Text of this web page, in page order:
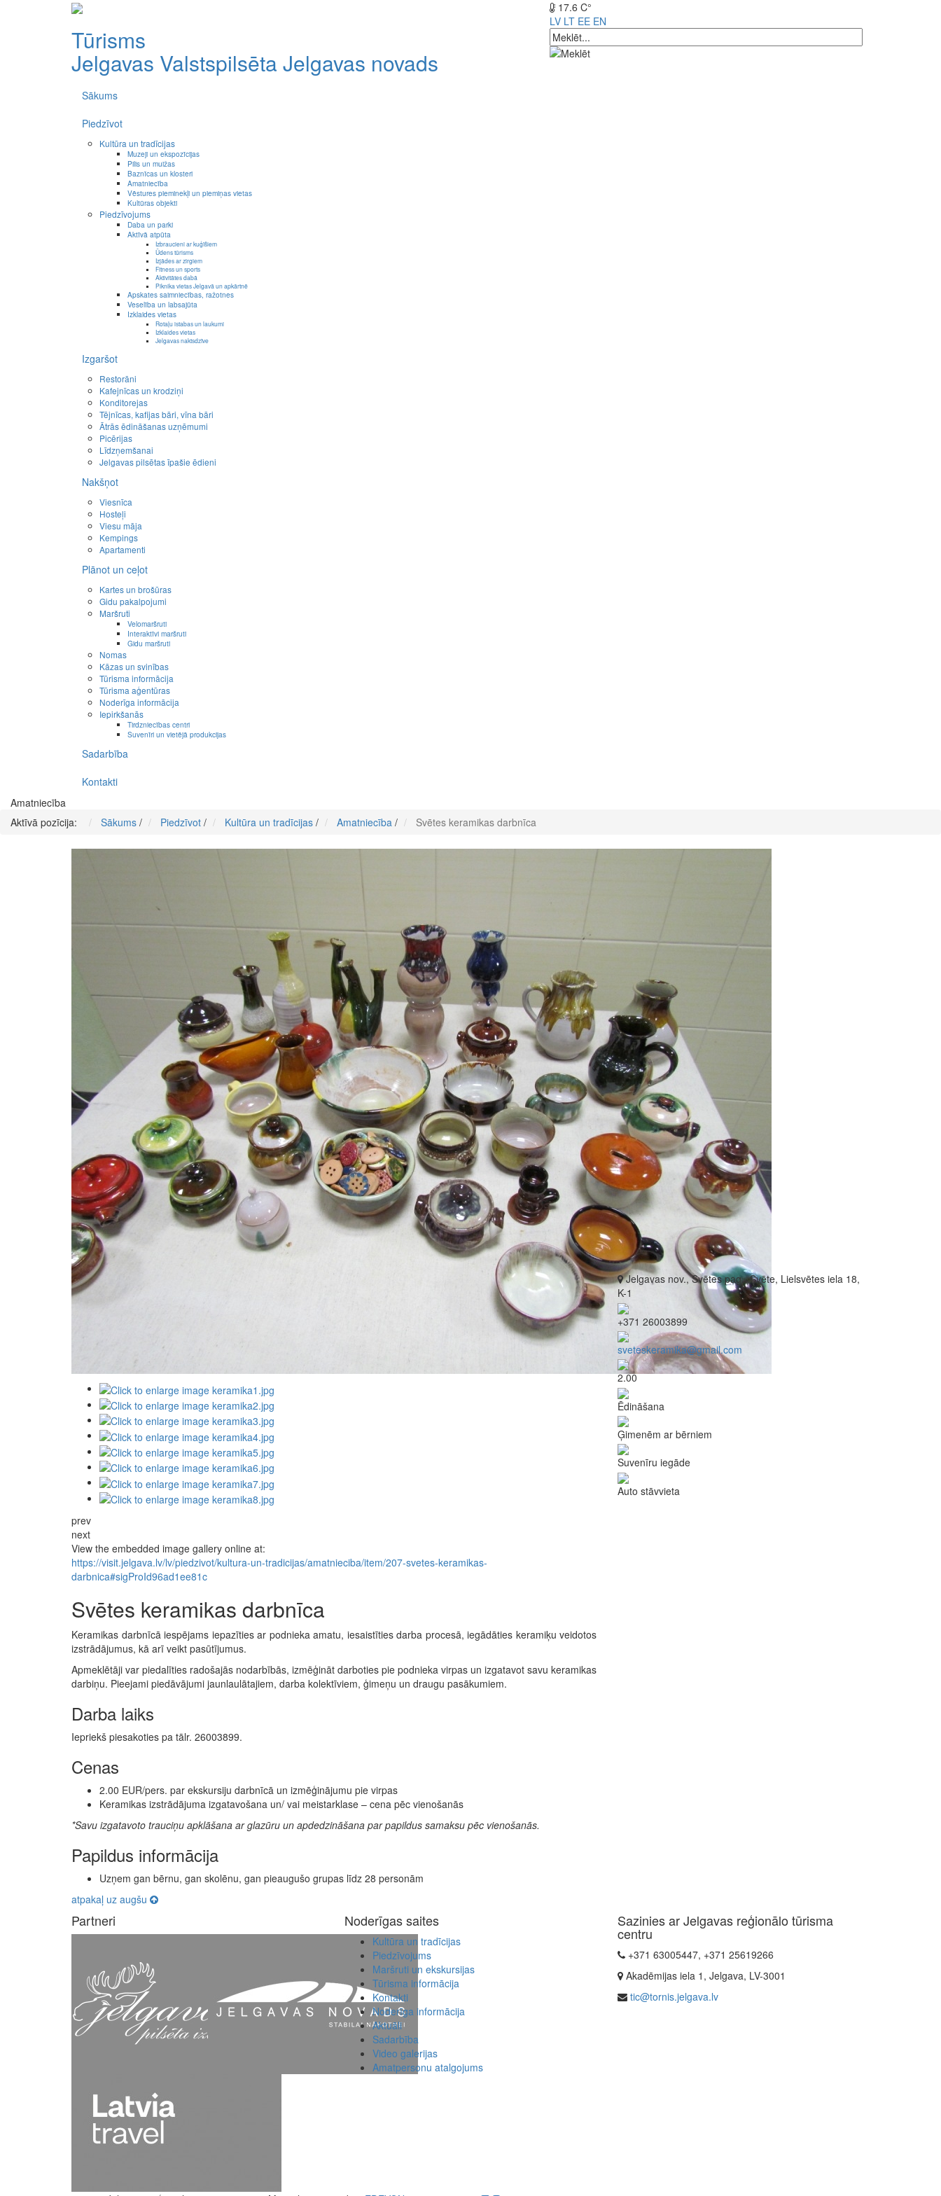
Tūrisms
Jelgavas Valstspilsēta Jelgavas novads
17.6 C°
LV LT EE EN
Sākums
Piedzīvot
Kultūra un tradīcijas
Muzeji un ekspozīcijas
Pilis un muižas
Baznīcas un klosteri
Amatniecība
Vēstures pieminekļi un piemiņas vietas
Kultūras objekti
Piedzīvojums
Daba un parki
Aktīvā atpūta
Izbraucieni ar kuģīšiem
Ūdens tūrisms
Izjādes ar zirgiem
Fitness un sports
Aktivitātes dabā
Piknika vietas Jelgavā un apkārtnē
Apskates saimniecības, ražotnes
Veselība un labsajūta
Izklaides vietas
Rotaļu istabas un laukumi
Izklaides vietas
Jelgavas naktsdzīve
Izgaršot
Restorāni
Kafejnīcas un krodziņi
Konditorejas
Tējnīcas, kafijas bāri, vīna bāri
Ātrās ēdināšanas uzņēmumi
Picērijas
Līdzņemšanai
Jelgavas pilsētas īpašie ēdieni
Nakšņot
Viesnīca
Hosteļi
Viesu māja
Kempings
Apartamenti
Plānot un ceļot
Kartes un brošūras
Gidu pakalpojumi
Maršruti
Velomaršruti
Interaktīvi maršruti
Gidu maršruti
Nomas
Kāzas un svinības
Tūrisma informācija
Tūrisma aģentūras
Noderīga informācija
Iepirkšanās
Tirdzniecības centri
Suvenīri un vietējā produkcijas
Sadarbība
Kontakti
Amatniecība
Aktīvā pozīcija:
Sākums / Piedzīvot / Kultūra un tradīcijas / Amatniecība / Svētes keramikas darbnīca
prev
next
View the embedded image gallery online at:
https://visit.jelgava.lv/lv/piedzivot/kultura-un-tradicijas/amatnieciba/item/207-svetes-keramikas-
darbnica#sigProId96ad1ee81c
Svētes keramikas darbnīca
Keramikas darbnīcā iespējams iepazīties ar podnieka amatu, iesaistīties darba procesā, iegādāties keramiķu veidotos
izstrādājumus, kā arī veikt pasūtījumus.
Apmeklētāji var piedalīties radošajās nodarbībās, izmēģināt darboties pie podnieka virpas un izgatavot savu keramikas
darbiņu. Pieejami piedāvājumi jaunlaulātajiem, darba kolektīviem, ģimeņu un draugu pasākumiem.
Darba laiks
Iepriekš piesakoties pa tālr. 26003899.
Cenas
2.00 EUR/pers. par ekskursiju darbnīcā un izmēģinājumu pie virpas
Keramikas izstrādājuma izgatavošana un/ vai meistarklase – cena pēc vienošanās
*Savu izgatavoto trauciņu apklāšana ar glazūru un apdedzināšana par papildus samaksu pēc vienošanās.
Papildus informācija
Uzņem gan bērnu, gan skolēnu, gan pieaugušo grupas līdz 28 personām
atpakaļ uz augšu
Jelgavas nov., Svētes pag., Svēte, Lielsvētes iela 18,
K-1
+371 26003899
sveteskeramika@gmail.com
2.00
Ēdināšana
Ģimenēm ar bērniem
Suvenīru iegāde
Auto stāvvieta
Partneri Noderīgas saites
Kultūra un tradīcijas
Piedzīvojums
Maršruti un ekskursijas
Tūrisma informācija
Kontakti
Noderīga informācija
Aktuāli
Sadarbība
Video galerijas
Amatpersonu atalgojums
Sazinies ar Jelgavas reģionālo tūrisma
centru
+371 63005447, +371 25619266
Akadēmijas iela 1, Jelgava, LV-3001
tic@tornis.jelgava.lv